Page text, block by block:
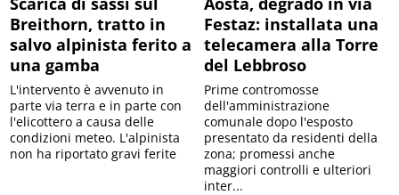
Breithorn, tratto in
salvo alpinista ferito a
una gamba
L'intervento è avvenuto in
parte via terra e in parte con
l'elicottero a causa delle
condizioni meteo. L'alpinista
non ha riportato gravi ferite
Festaz: installata una
telecamera alla Torre
del Lebbroso
Prime contromosse
dell'amministrazione
comunale dopo l'esposto
presentato da residenti della
zona; promessi anche
maggiori controlli e ulteriori
inter...